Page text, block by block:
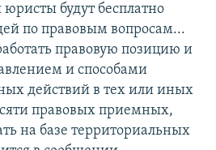
юристы будут бесплатно
по правовым вопросам...
правовую позицию и
и способами
действий в тех или иных
правовых приемных,
на базе территориальных